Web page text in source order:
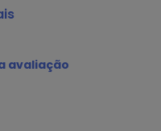
Sintético
avaliação